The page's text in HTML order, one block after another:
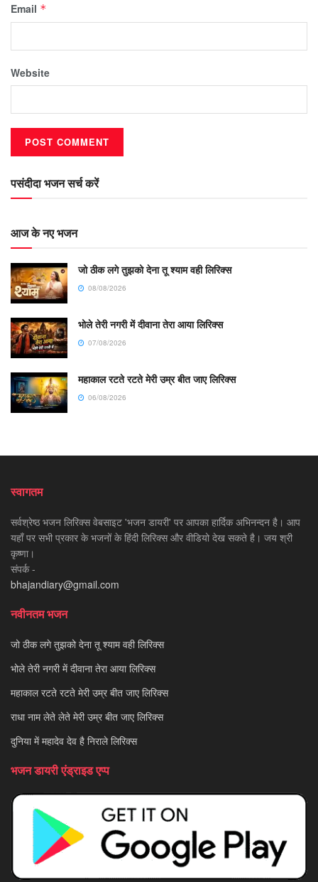
Email *
Website
पसंदीदा भजन सर्च करें
आज के नए भजन
जो ठीक लगे तुझको देना तू श्याम वही लिरिक्स
08/08/2026
भोले तेरी नगरी में दीवाना तेरा आया लिरिक्स
07/08/2026
महाकाल रटते रटते मेरी उम्र बीत जाए लिरिक्स
06/08/2026
स्वागतम
सर्वश्रेष्ठ भजन लिरिक्स वेबसाइट 'भजन डायरी' पर आपका हार्दिक अभिनन्दन है। आप
यहाँ पर सभी प्रकार के भजनों के हिंदी लिरिक्स और वीडियो देख सकते है। जय श्री
कृष्णा।
संपर्क -
bhajandiary@gmail.com
नवीनतम भजन
जो ठीक लगे तुझको देना तू श्याम वही लिरिक्स
भोले तेरी नगरी में दीवाना तेरा आया लिरिक्स
महाकाल रटते रटते मेरी उम्र बीत जाए लिरिक्स
राधा नाम लेते लेते मेरी उम्र बीत जाए लिरिक्स
दुनिया में महादेव देव है निराले लिरिक्स
भजन डायरी एंड्राइड एप्प